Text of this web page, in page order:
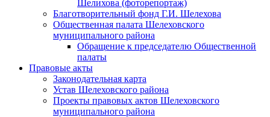
Шелихова (фоторепортаж)
Благотворительный фонд Г.И. Шелехова
Общественная палата Шелеховского
муниципального района
Обращение к председателю Общественной
палаты
Правовые акты
Законодательная карта
Устав Шелеховского района
Проекты правовых актов Шелеховского
муниципального района